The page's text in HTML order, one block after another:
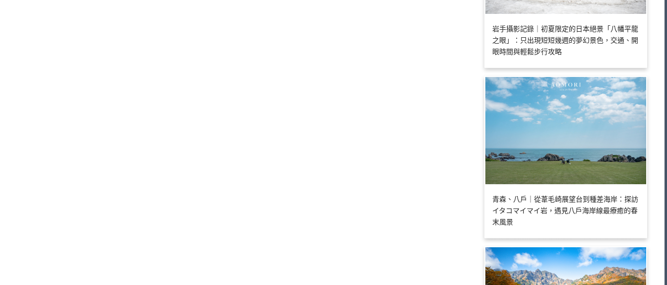
岩手攝影記錄｜初夏限定的日本絕景「八幡平龍
之眼」：只出現短短幾週的夢幻景色，交通、開
眼時間與輕鬆步行攻略
青森、八戶｜從葦毛崎展望台到種差海岸：探訪
イタコマイマイ岩，遇見八戶海岸線最療癒的春
末風景